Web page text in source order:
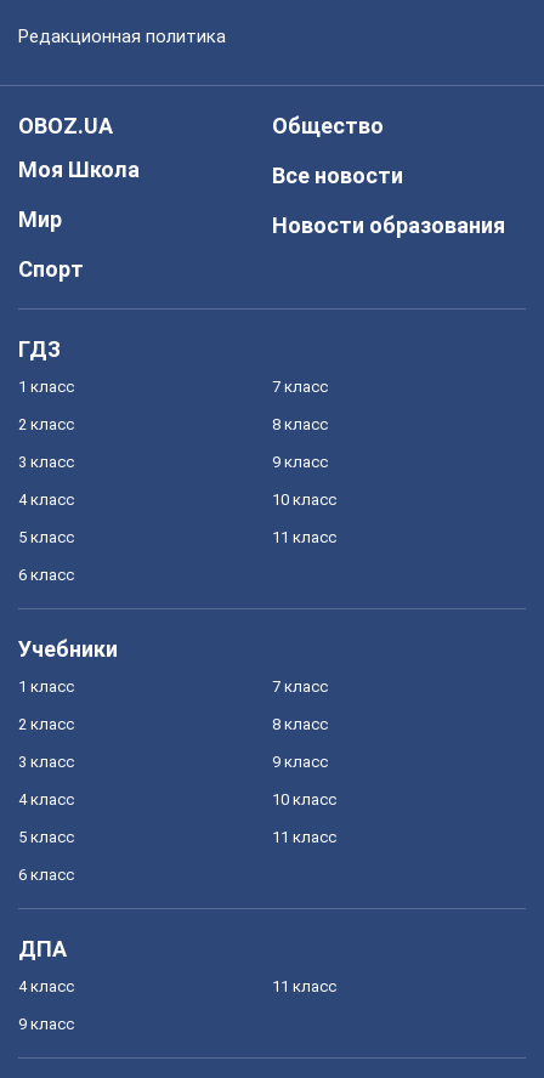
Редакционная политика
OBOZ.UA
Моя Школа
Мир
Спорт
Общество
Все новости
Новости образования
ГДЗ
1 класс
2 класс
3 класс
4 класс
5 класс
6 класс
7 класс
8 класс
9 класс
10 класс
11 класс
Учебники
1 класс
2 класс
3 класс
4 класс
5 класс
6 класс
7 класс
8 класс
9 класс
10 класс
11 класс
ДПА
4 класс
9 класс
11 класс